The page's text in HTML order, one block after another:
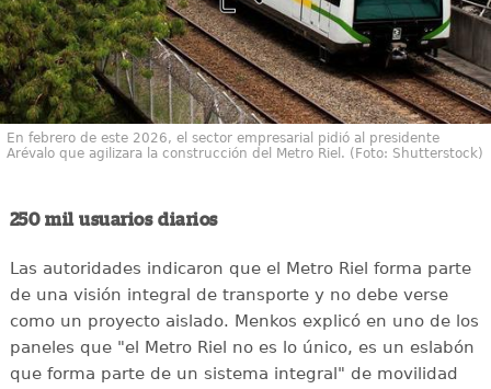
En febrero de este 2026, el sector empresarial pidió al presidente
Arévalo que agilizara la construcción del Metro Riel. (Foto: Shutterstock)
250 mil usuarios diarios
Las autoridades indicaron que el Metro Riel forma parte
de una visión integral de transporte y no debe verse
como un proyecto aislado. Menkos explicó en uno de los
paneles que "el Metro Riel no es lo único, es un eslabón
que forma parte de un sistema integral" de movilidad